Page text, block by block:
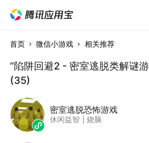
首页 微信小游戏 相关推荐
“陷阱回避2 - 密室逃脱类解谜
(35)
密室逃脱恐怖游戏
休闲益智 烧脑